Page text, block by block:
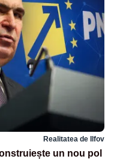
Realitatea de Ilfov
un nou pol